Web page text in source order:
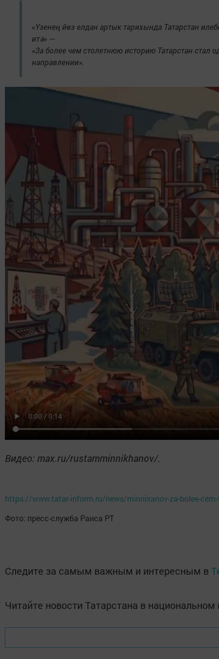
«Үзенең йөз елдан артык тарихында Татарстан
итә» —
«За более чем столетнюю историю Татарстан
направлении».
Видео: max.ru/rustamminnikhanov/.
https://www.tatar-inform.ru/news/minnixanov-za-bolee-
Фото: пресс-служба Раиса РТ
Следите за самым важным и интересным в
Читайте новости Татарстана в